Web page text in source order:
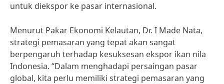
untuk diekspor ke pasar internasional.
Menurut Pakar Ekonomi Kelautan, Dr. I Made Nata,
strategi pemasaran yang tepat akan sangat
berpengaruh terhadap kesuksesan ekspor ikan nila
Indonesia. “Dalam menghadapi persaingan pasar
global, kita perlu memiliki strategi pemasaran yang